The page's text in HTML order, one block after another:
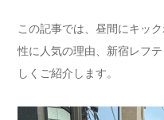
この記事では、昼間にキッ
性に人気の理由、新宿レフ
しくご紹介します。